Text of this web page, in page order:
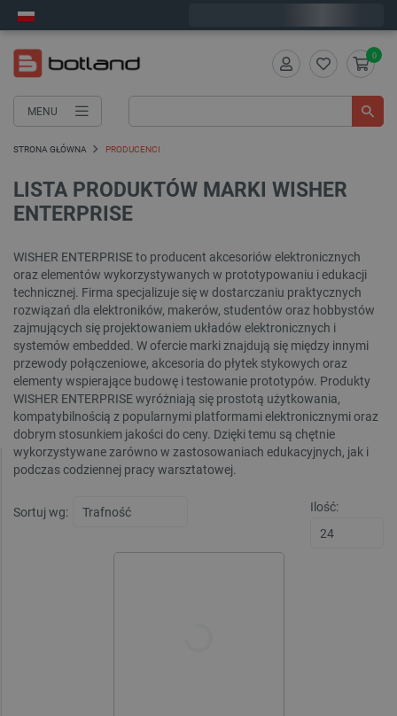
MENU
0
STRONA GŁÓWNA PRODUCENCI
LISTA PRODUKTÓW MARKI WISHER
ENTERPRISE
WISHER ENTERPRISE to producent akcesoriów elektronicznych
oraz elementów wykorzystywanych w prototypowaniu i edukacji
technicznej. Firma specjalizuje się w dostarczaniu praktycznych
rozwiązań dla elektroników, makerów, studentów oraz hobbystów
zajmujących się projektowaniem układów elektronicznych i
systemów embedded. W ofercie marki znajdują się między innymi
przewody połączeniowe, akcesoria do płytek stykowych oraz
elementy wspierające budowę i testowanie prototypów. Produkty
WISHER ENTERPRISE wyróżniają się prostotą użytkowania,
kompatybilnością z popularnymi platformami elektronicznymi oraz
dobrym stosunkiem jakości do ceny. Dzięki temu są chętnie
wykorzystywane zarówno w zastosowaniach edukacyjnych, jak i
podczas codziennej pracy warsztatowej.
Sortuj wg: Ilość: